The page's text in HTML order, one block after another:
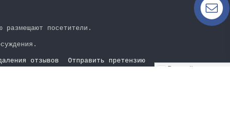
размещают посетители.
отзывов
Отправить претензию
Русский
Есть
вопросы?